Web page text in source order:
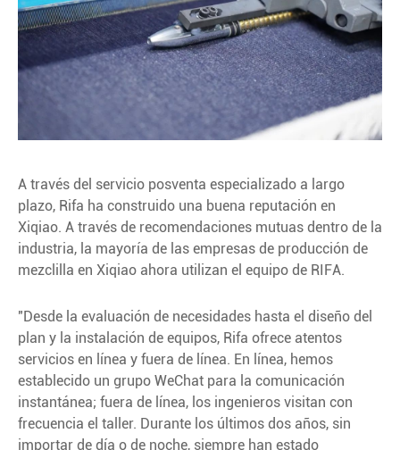
A través del servicio posventa especializado a largo
plazo, Rifa ha construido una buena reputación en
Xiqiao. A través de recomendaciones mutuas dentro de la
industria, la mayoría de las empresas de producción de
mezclilla en Xiqiao ahora utilizan el equipo de RIFA.
"Desde la evaluación de necesidades hasta el diseño del
plan y la instalación de equipos, Rifa ofrece atentos
servicios en línea y fuera de línea. En línea, hemos
establecido un grupo WeChat para la comunicación
instantánea; fuera de línea, los ingenieros visitan con
frecuencia el taller. Durante los últimos dos años, sin
importar de día o de noche, siempre han estado